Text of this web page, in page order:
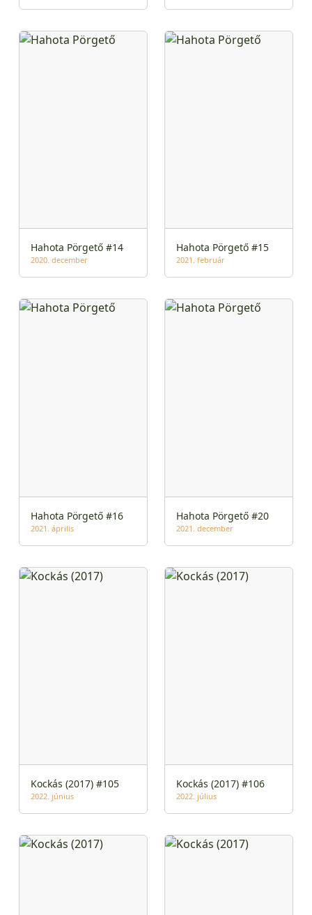
Hahota Pörgető #14
2020. december
Hahota Pörgető #15
2021. február
Hahota Pörgető #16
2021. április
Hahota Pörgető #20
2021. december
Kockás (2017) #105
2022. június
Kockás (2017) #106
2022. július